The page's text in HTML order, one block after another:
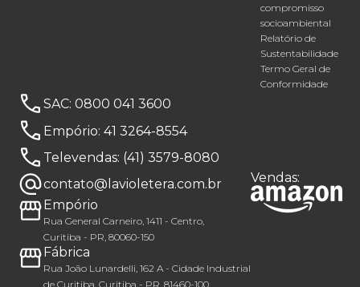
compromisso
socioambiental
Relatório de
Sustentabilidade
Termo Geral de
Conformidade
SAC: 0800 041 3600
Empório: 41 3264-8554
Televendas: (41) 3579-8080
contato@lavioletera.com.br
Empório
Rua General Carneiro, 1411 - Centro,
Curitiba - PR, 80060-150
Fábrica
Rua João Lunardelli, 162 A - Cidade Industrial
de Curitiba, Curitiba - PR, 81460-100
Vendas: